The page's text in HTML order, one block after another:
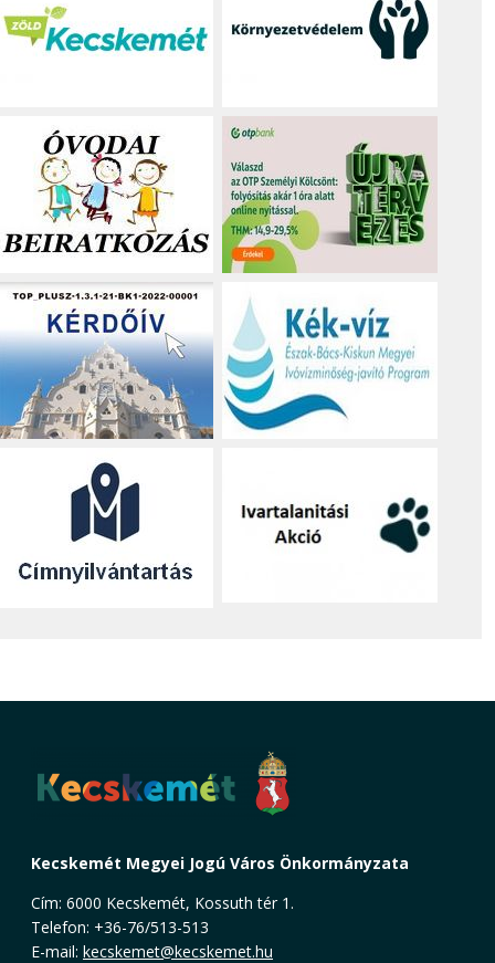
Kecskemét Megyei Jogú Város Önkormányzata
Cím: 6000 Kecskemét, Kossuth tér 1.
Telefon: +36-76/513-513
E-mail: kecskemet@kecskemet.hu